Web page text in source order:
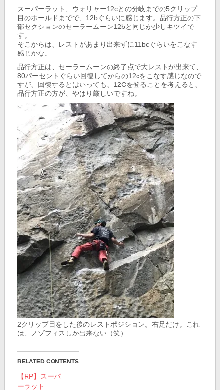
スーパーラット、ウォリャー12cとの分岐までの5クリップ
目のホールドまでで、12bぐらいに感じます。品行方正の下
部セクションのセーラームーン12bと同じか少しキツイで
す。
そこからは、レストがあまり出来ずに11bcぐらいをこなす
感じかな。
品行方正は、セーラームーンの終了点で大レストが出来て、
80パーセントぐらい回復してからの12cをこなす感じなので
すが、回復するとはいっても、12Cを登ることを考えると、
品行方正の方が、やはり厳しいですね。
2クリップ目をした後のレストポジション。右足だけ。これ
は、ノゾフィスしか出来ない（笑）
RELATED CONTENTS
【RP】スーパ
ーラット